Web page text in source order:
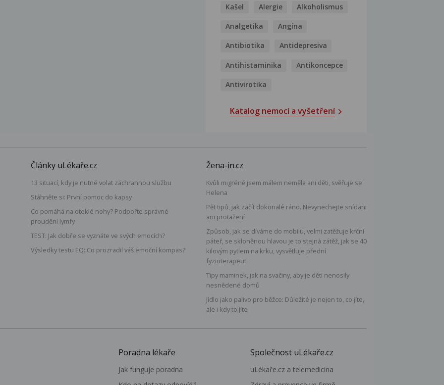
Kašel Alergie Alkoholismus
Analgetika Angína
Antibiotika Antidepresiva
Antihistaminika Antikoncepce
Antivirotika
Katalog nemocí a vyšetření
Články uLékaře.cz
13 situací, kdy je nutné volat záchrannou službu
Stáhněte si: První pomoc do kapsy
Co pomáhá na oteklé nohy? Podpořte správné
proudění lymfy
TEST: Jak dobře se vyznáte ve svých emocích?
Výsledky testu EQ: Co prozradil váš emoční kompas?
Žena-in.cz
Kvůli migréně jsem málem neměla ani děti, svěřuje se
Helena
Pět tipů, jak začít dokonalé ráno. Nevynechejte snídani
ani protažení
Způsob, jak se díváme do mobilu, velmi zatěžuje krční
páteř, se skloněnou hlavou je to stejná zátěž, jak se 40
kilovým pytlem na krku, vysvětluje přední
fyzioterapeut
Tipy maminek, jak na svačiny, aby je děti nenosily
nesnědené domů
Jídlo jako palivo pro běžce: Důležité je nejen to, co jíte,
ale i kdy to jíte
Poradna lékaře
Jak funguje poradna
Společnost uLékaře.cz
uLékaře.cz a telemedicína